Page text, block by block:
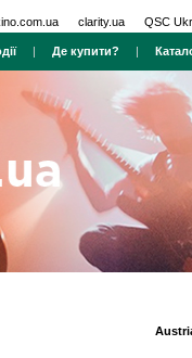
clarity.ua QSC
| Де купити? |